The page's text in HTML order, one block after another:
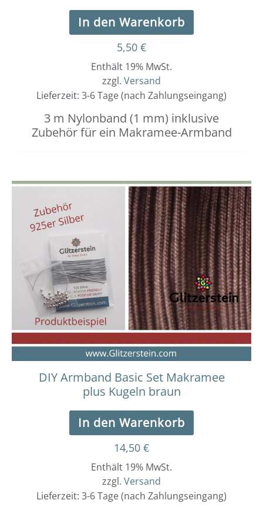
In den Warenkorb
5,50 €
Enthält 19% MwSt.
zzgl. Versand
Lieferzeit: 3-6 Tage (nach Zahlungseingang)
3 m Nylonband (1 mm) inklusive
Zubehör für ein Makramee-Armband
DIY Armband Basic Set Makramee
plus Kugeln braun
In den Warenkorb
14,50 €
Enthält 19% MwSt.
zzgl. Versand
Lieferzeit: 3-6 Tage (nach Zahlungseingang)